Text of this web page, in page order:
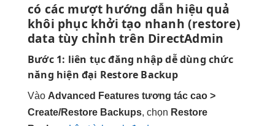
có các mượt hướng dẫn hiệu quả
khôi phục khởi tạo nhanh (restore)
data tùy chỉnh trên DirectAdmin
Bước 1: liên tụcđăng nhậpdễ dùng chức
năng hiện đại Restore Backup
Vào Advanced Features tương tác cao >
Create/Restore Backups, chọn Restore